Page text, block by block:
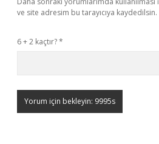
ve site adresim bu tarayıcıya kaydedilsin.
6 + 2 kaçtır?*